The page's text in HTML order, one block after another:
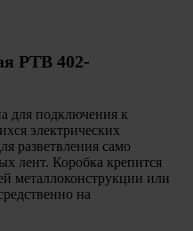
РТВ 402-
для подключения к
электрических
разветвления само
лент. Коробка крепится
металлоконструкции или
на